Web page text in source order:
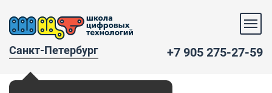
Санкт-Петербург +7 905 275-27-59